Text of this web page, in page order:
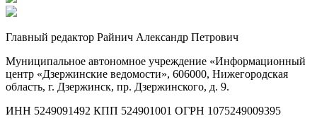
Главный редактор Райнич Александр Петрович
Муниципальное автономное учреждение «Информационный
центр «Дзержинские ведомости», 606000, Нижегородская
область, г. Дзержинск, пр. Дзержинского, д. 9.
ИНН 5249091492 КПП 524901001 ОГРН 1075249009395